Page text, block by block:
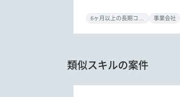
事業会社
類似スキルの案件